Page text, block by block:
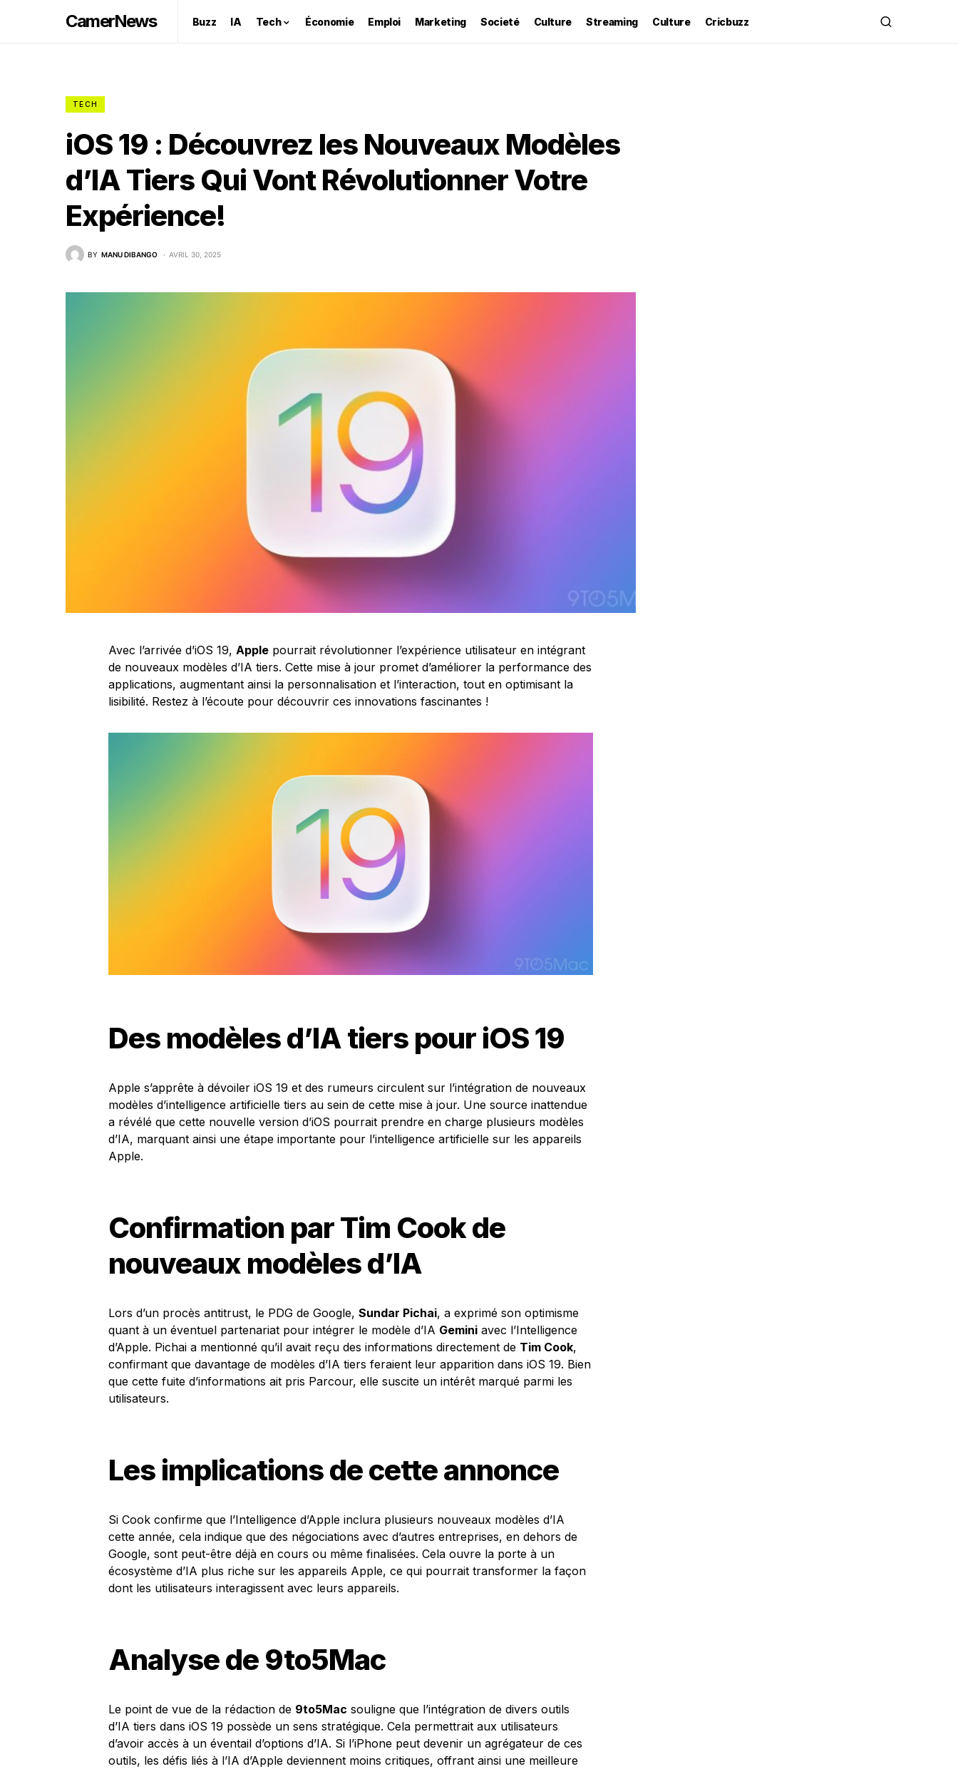
CamerNews Buzz IA Tech Économie Emploi Marketing Societé Culture Streaming Culture Cricbuzz
TECH
iOS 19 : Découvrez les Nouveaux Modèles
d’IA Tiers Qui Vont Révolutionner Votre
Expérience!
BY MANU DIBANGO AVRIL 30, 2025
Avec l’arrivée d’iOS 19, Apple pourrait révolutionner l’expérience utilisateur en intégrant
de nouveaux modèles d’IA tiers. Cette mise à jour promet d’améliorer la performance des
applications, augmentant ainsi la personnalisation et l’interaction, tout en optimisant la
lisibilité. Restez à l’écoute pour découvrir ces innovations fascinantes !
Des modèles d’IA tiers pour iOS 19
Apple s’apprête à dévoiler iOS 19 et des rumeurs circulent sur l’intégration de nouveaux
modèles d’intelligence artificielle tiers au sein de cette mise à jour. Une source inattendue
a révélé que cette nouvelle version d’iOS pourrait prendre en charge plusieurs modèles
d’IA, marquant ainsi une étape importante pour l’intelligence artificielle sur les appareils
Apple.
Confirmation par Tim Cook de
nouveaux modèles d’IA
Lors d’un procès antitrust, le PDG de Google, Sundar Pichai, a exprimé son optimisme
quant à un éventuel partenariat pour intégrer le modèle d’IA Gemini avec l’Intelligence
d’Apple. Pichai a mentionné qu’il avait reçu des informations directement de Tim Cook,
confirmant que davantage de modèles d’IA tiers feraient leur apparition dans iOS 19. Bien
que cette fuite d’informations ait pris Parcour, elle suscite un intérêt marqué parmi les
utilisateurs.
Les implications de cette annonce
Si Cook confirme que l’Intelligence d’Apple inclura plusieurs nouveaux modèles d’IA
cette année, cela indique que des négociations avec d’autres entreprises, en dehors de
Google, sont peut-être déjà en cours ou même finalisées. Cela ouvre la porte à un
écosystème d’IA plus riche sur les appareils Apple, ce qui pourrait transformer la façon
dont les utilisateurs interagissent avec leurs appareils.
Analyse de 9to5Mac
Le point de vue de la rédaction de 9to5Mac souligne que l’intégration de divers outils
d’IA tiers dans iOS 19 possède un sens stratégique. Cela permettrait aux utilisateurs
d’avoir accès à un éventail d’options d’IA. Si l’iPhone peut devenir un agrégateur de ces
outils, les défis liés à l’IA d’Apple deviennent moins critiques, offrant ainsi une meilleure